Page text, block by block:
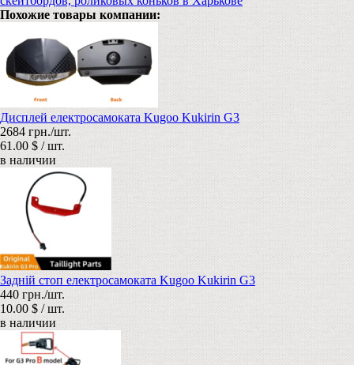
Похожие товары компании:
Дисплей електросамоката Kugoo Kukirin G3
2684 грн./шт.
61.00 $ / шт.
в наличии
Задній стоп електросамоката Kugoo Kukirin G3
440 грн./шт.
10.00 $ / шт.
в наличии